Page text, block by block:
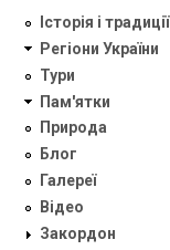
Історія і традиції
Регіони України
Тури
Пам'ятки
Природа
Блог
Галереї
Відео
Закордон